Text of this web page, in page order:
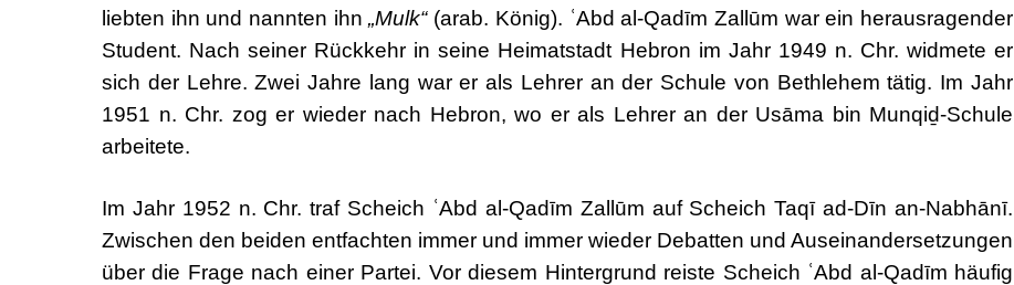
liebten ihn und nannten ihn„Mulk“(arab. König). ʿAbd al-Qadīm Zallūm war ein herausragender
Student. Nach seiner Rückkehr in seine Heimatstadt Hebron im Jahr 1949 n. Chr. widmete er
sich der Lehre. Zwei Jahre lang war er als Lehrer an der Schule von Bethlehem tätig. Im Jahr
1951 n. Chr. zog er wieder nach Hebron, wo er als Lehrer an der Usāma bin Munqiḏ-Schule
arbeitete.
Im Jahr 1952 n. Chr. traf Scheich ʿAbd al-Qadīm Zallūm auf Scheich Taqī ad-Dīn an-Nabhānī.
Zwischen den beiden entfachten immer und immer wieder Debatten und Auseinandersetzungen
über die Frage nach einer Partei. Vor diesem Hintergrund reiste Scheich ʿAbd al-Qadīm häufig